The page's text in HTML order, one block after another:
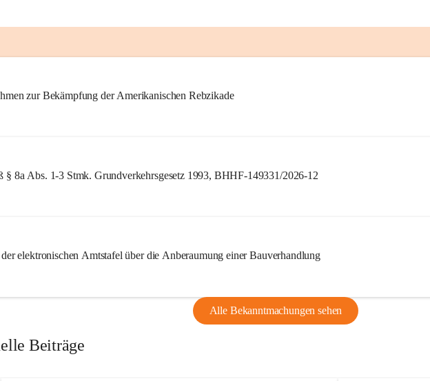
zur Bekämpfung der Amerikanischen Rebzikade
§ 8a Abs. 1-3 Stmk. Grundverkehrsgesetz 1993, BHHF-149331/2026-12
elektronischen Amtstafel über die Anberaumung einer Bauverhandlung
Alle Bekanntmachungen sehen
Beiträge